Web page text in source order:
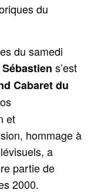
du
du samedi
s’est
Cabaret du
et
hommage à
a
partie de
2000.